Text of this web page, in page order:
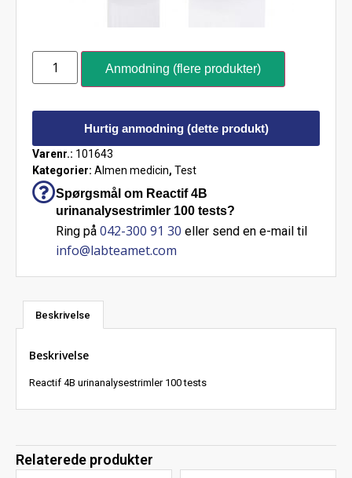
Anmodning (flere produkter)
Hurtig anmodning (dette produkt)
Varenr.: 101643
Kategorier: Almen medicin, Test
Spørgsmål om Reactif 4B
urinanalysestrimler 100 tests?
Ring på 042-300 91 30 eller send en e-mail til
info@labteamet.com
Beskrivelse
Beskrivelse
Reactif 4B urinanalysestrimler 100 tests
Relaterede produkter